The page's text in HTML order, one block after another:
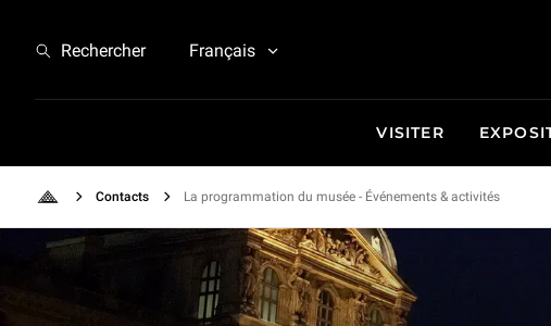
Rechercher Français
VISITER
Retour à l'accueil
Contacts La programmation du musée - Événements & activités